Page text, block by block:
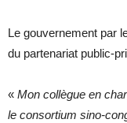
Le gouvernement par
du partenariat public-
« Mon collègue en
le consortium sino-